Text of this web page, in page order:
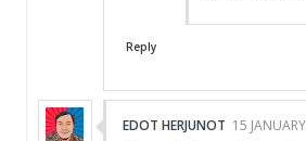
Reply
EDOT HERJUNOT 15